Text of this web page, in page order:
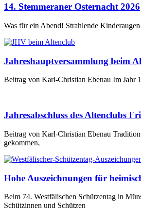
14. Stemmeraner Osternacht 2026
Was für ein Abend! Strahlende
Jahreshauptversammlung beim
Beitrag von Karl-Christian Ebenau Im Jahr
Jahresabschluss des Altenclubs
Beitrag von Karl-Christian Ebenau
gekommen,
Hohe Auszeichnungen für
Beim 74. Westfälischen Schützentag in
Schützinnen und Schützen